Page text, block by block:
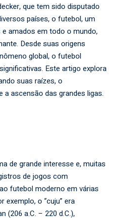
que tem sido disputado
países, o futebol, um
amados em todo o mundo,
Desde suas origens
global, o futebol
Este artigo explora
suas raízes, o
a ascensão das grandes ligas.
de grande interesse e, muitas
de jogos com
futebol moderno em várias
exemplo, o “cuju” era
(206 a.C. – 220 d.C.),